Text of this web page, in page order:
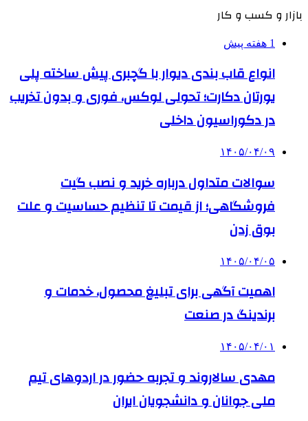
بازار و کسب و کار
1 هفته پیش
انواع قاب بندی دیوار با گچبری پیش ساخته پلی
یورتان دکارت؛ تحولی لوکس، فوری و بدون تخریب
در دکوراسیون داخلی
۱۴۰۵/۰۴/۰۹
سوالات متداول درباره خرید و نصب گیت
فروشگاهی؛ از قیمت تا تنظیم حساسیت و علت
بوق زدن
۱۴۰۵/۰۴/۰۵
اهمیت آگهی برای تبلیغ محصول، خدمات و
برندینگ در صنعت
۱۴۰۵/۰۴/۰۱
مهدی سالاروند و تجربه حضور در اردوهای تیم
ملی جوانان و دانشجویان ایران